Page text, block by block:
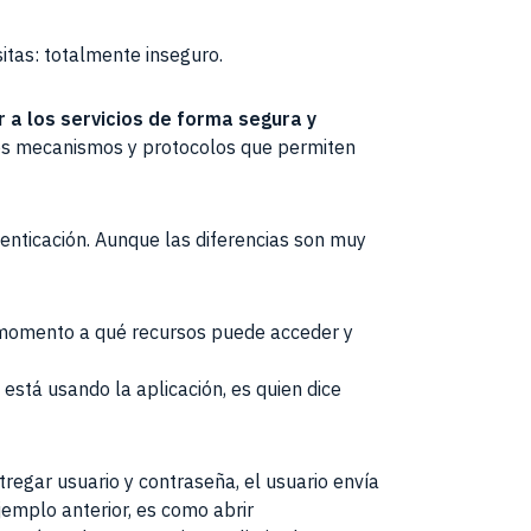
totalmente inseguro.
los servicios de forma segura y
mecanismos y protocolos que permiten
Aunque las diferencias son muy
a qué recursos puede acceder y
usando la aplicación, es quien dice
usuario y contraseña, el usuario envía
anterior, es como abrir